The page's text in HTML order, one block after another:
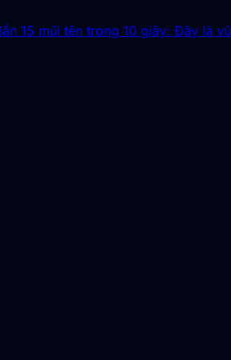
10 giây: Đây là vũ khí đáng sợ